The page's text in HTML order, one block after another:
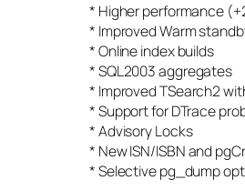
* Higher performance
* Improved Warm
* Online index builds
* SQL2003 aggregates
* Improved TSearch2
* Support for DTrace
* Advisory Locks
* New ISN/ISBN and
* Selective pg_dump